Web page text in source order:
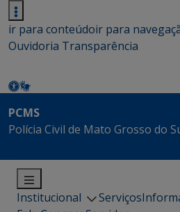
ir para conteúdoir para
Ouvidoria Transparência
PCMS
Polícia Civil de Mato Grosso do
Institucional Serviços